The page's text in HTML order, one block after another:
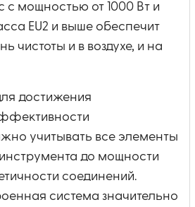
мощностью от 1000 Вт и
EU2 и выше обеспечит
чистоты и в воздухе, и на
достижения
учитывать все элементы
до мощности
соединений.
система значительно